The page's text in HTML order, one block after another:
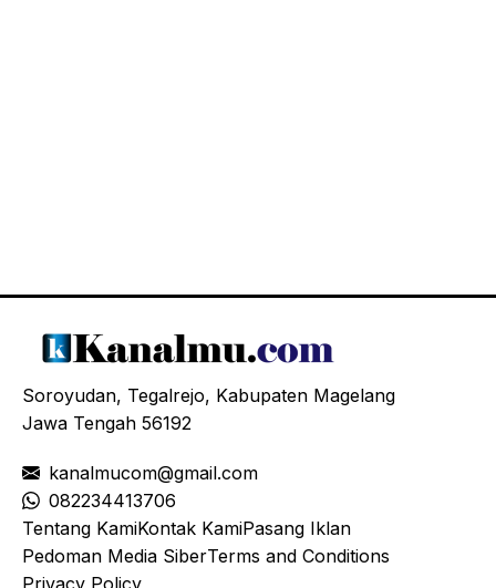
Soroyudan, Tegalrejo, Kabupaten Magelang
Jawa Tengah 56192
kanalmucom@gmail.com
082234413706
Tentang KamiKontak KamiPasang Iklan
Pedoman Media SiberTerms and Conditions
Privacy Policy